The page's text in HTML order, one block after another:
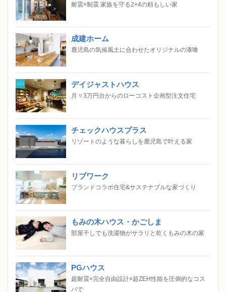
耐震×制震 家族を守る2×4の頼もしい家
成建ホーム
鹿児島の気候風土に合わせたオリジナルの漆喰
デイジャストハウス
月々3万円台からのローコスト企画型注文住宅
チェックハウスプラス
リゾートのような暮らしを鹿児島で叶える家
リブワーク
ブランドコラボ住宅&サステナブルな家づくり
もみの木ハウス・かごしま
部屋干しでも洗濯物がサラリと乾くもみの木の家
PGハウス
超耐震×完全自由設計×超ZEH性能を圧倒的なコス
パで